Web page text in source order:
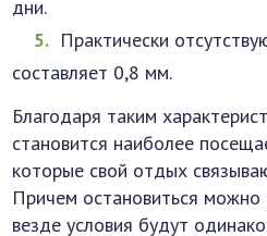
дни.
Практически
составляет 0,8 мм.
Благодаря таким
становится наиболее
которые свой отдых
Причем остановиться
везде условия будут